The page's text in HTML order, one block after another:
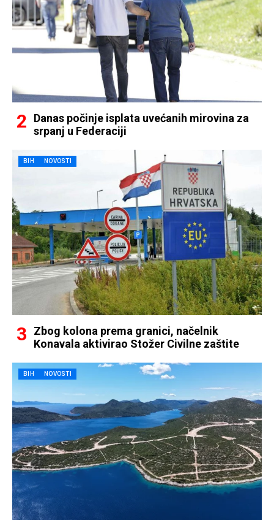
Danas počinje isplata uvećanih mirovina za
srpanj u Federaciji
BIH NOVOSTI
Zbog kolona prema granici, načelnik
Konavala aktivirao Stožer Civilne zaštite
BIH NOVOSTI